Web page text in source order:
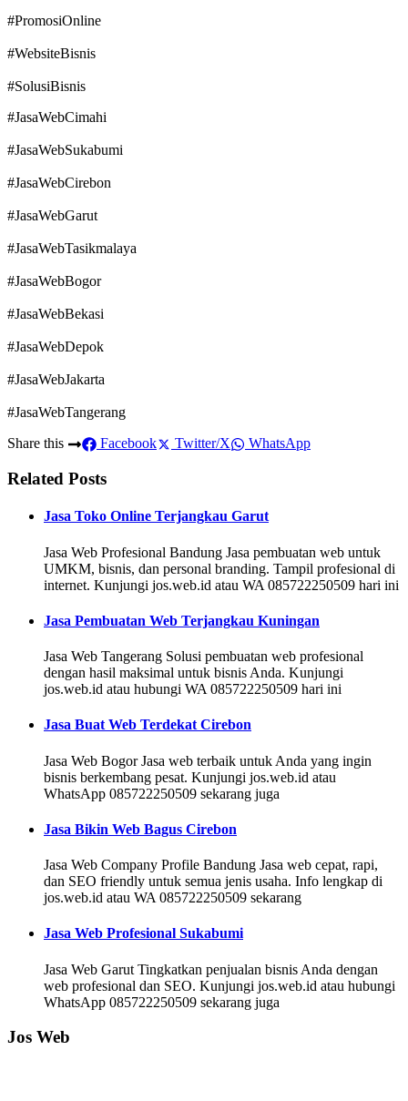
#PromosiOnline
#WebsiteBisnis
#SolusiBisnis
#JasaWebCimahi
#JasaWebSukabumi
#JasaWebCirebon
#JasaWebGarut
#JasaWebTasikmalaya
#JasaWebBogor
#JasaWebBekasi
#JasaWebDepok
#JasaWebJakarta
#JasaWebTangerang
Share this
Facebook Twitter/X WhatsApp
Related Posts
Jasa Toko Online Terjangkau Garut
Jasa Web Profesional Bandung Jasa pembuatan web untuk
UMKM, bisnis, dan personal branding. Tampil profesional di
internet. Kunjungi jos.web.id atau WA 085722250509 hari ini
Jasa Pembuatan Web Terjangkau Kuningan
Jasa Web Tangerang Solusi pembuatan web profesional
dengan hasil maksimal untuk bisnis Anda. Kunjungi
jos.web.id atau hubungi WA 085722250509 hari ini
Jasa Buat Web Terdekat Cirebon
Jasa Web Bogor Jasa web terbaik untuk Anda yang ingin
bisnis berkembang pesat. Kunjungi jos.web.id atau
WhatsApp 085722250509 sekarang juga
Jasa Bikin Web Bagus Cirebon
Jasa Web Company Profile Bandung Jasa web cepat, rapi,
dan SEO friendly untuk semua jenis usaha. Info lengkap di
jos.web.id atau WA 085722250509 sekarang
Jasa Web Profesional Sukabumi
Jasa Web Garut Tingkatkan penjualan bisnis Anda dengan
web profesional dan SEO. Kunjungi jos.web.id atau hubungi
WhatsApp 085722250509 sekarang juga
Jos Web